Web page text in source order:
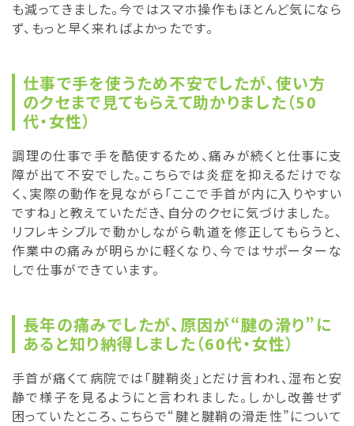
も減ってきました。今ではスマホ操作もほとんど気になら
ず、もっと早く来ればよかったです。
仕事で手を使うため不安でしたが、使い方
のクセまで見てもらえて助かりました（50
代・女性）
調理の仕事で手を酷使するため、痛みが続くと仕事に支
障が出て不安でした。こちらでは炎症を抑えるだけでな
く、実際の動作を見ながら「ここで手首が内に入りやすい
ですね」と教えていただき、自分のクセに気づけました。
リフレキシブルで動かしながら軌道を修正してもらうと、
作業中の痛みが明らかに軽くなり、今ではサポーターな
しで仕事ができています。
長年の痛みでしたが、原因が“腱の滑り”に
あると知り納得しました（60代・女性）
手首が痛くて病院では「腱鞘炎」とだけ言われ、湿布と安
静で様子を見るようにと言われました。しかし改善せず
困っていたところ、こちらで“腱と腱鞘の滑走性”について